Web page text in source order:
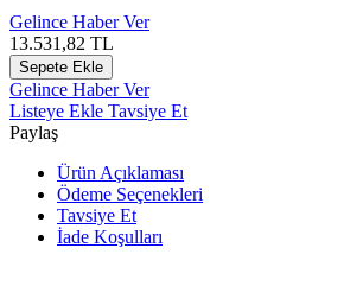
Gelince Haber Ver
13.531,82 TL
Sepete Ekle
Gelince Haber Ver
Listeye Ekle Tavsiye Et
Paylaş
Ürün Açıklaması
Ödeme Seçenekleri
Tavsiye Et
İade Koşulları